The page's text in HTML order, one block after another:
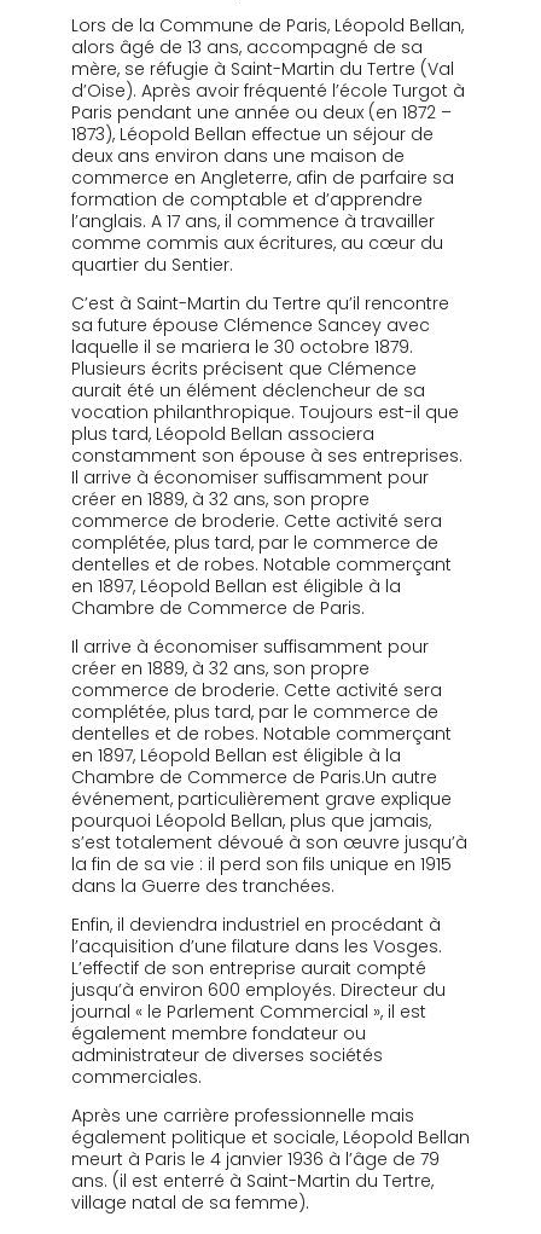
Lors de la Commune de Paris, Léopold Bellan,
alors âgé de 13 ans, accompagné de sa
mère, se réfugie à Saint-Martin du Tertre (Val
d’Oise). Après avoir fréquenté l’école Turgot à
Paris pendant une année ou deux (en 1872 –
1873), Léopold Bellan effectue un séjour de
deux ans environ dans une maison de
commerce en Angleterre, afin de parfaire sa
formation de comptable et d’apprendre
l’anglais. A 17 ans, il commence à travailler
comme commis aux écritures, au cœur du
quartier du Sentier.
C’est à Saint-Martin du Tertre qu’il rencontre
sa future épouse Clémence Sancey avec
laquelle il se mariera le 30 octobre 1879.
Plusieurs écrits précisent que Clémence
aurait été un élément déclencheur de sa
vocation philanthropique. Toujours est-il que
plus tard, Léopold Bellan associera
constamment son épouse à ses entreprises.
Il arrive à économiser suffisamment pour
créer en 1889, à 32 ans, son propre
commerce de broderie. Cette activité sera
complétée, plus tard, par le commerce de
dentelles et de robes. Notable commerçant
en 1897, Léopold Bellan est éligible à la
Chambre de Commerce de Paris.
Il arrive à économiser suffisamment pour
créer en 1889, à 32 ans, son propre
commerce de broderie. Cette activité sera
complétée, plus tard, par le commerce de
dentelles et de robes. Notable commerçant
en 1897, Léopold Bellan est éligible à la
Chambre de Commerce de Paris.Un autre
événement, particulièrement grave explique
pourquoi Léopold Bellan, plus que jamais,
s’est totalement dévoué à son œuvre jusqu’à
la fin de sa vie : il perd son fils unique en 1915
dans la Guerre des tranchées.
Enfin, il deviendra industriel en procédant à
l’acquisition d’une filature dans les Vosges.
L’effectif de son entreprise aurait compté
jusqu’à environ 600 employés. Directeur du
journal « le Parlement Commercial », il est
également membre fondateur ou
administrateur de diverses sociétés
commerciales.
Après une carrière professionnelle mais
également politique et sociale, Léopold Bellan
meurt à Paris le 4 janvier 1936 à l’âge de 79
ans. (il est enterré à Saint-Martin du Tertre,
village natal de sa femme).